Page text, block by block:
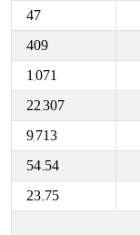
47
409
1,071
22,307
9,713
54.54
23.75